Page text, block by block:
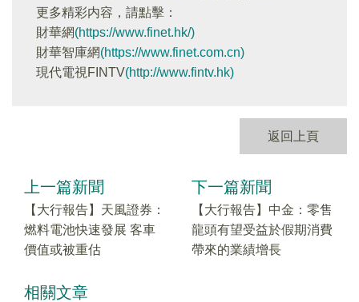
更多精彩内容，請點擊：
財華網(https://www.finet.hk/)
財華智庫網(https://www.finet.com.cn)
現代電視FINTV(http://www.fintv.hk)
返回上頁
上一篇新聞
【大行報告】天風證券：
燃料電池快速發展 客車
價值或被重估
下一篇新聞
【大行報告】中金：零售
龍頭有望受益於假期消費
帶來的業績增長
相關文章